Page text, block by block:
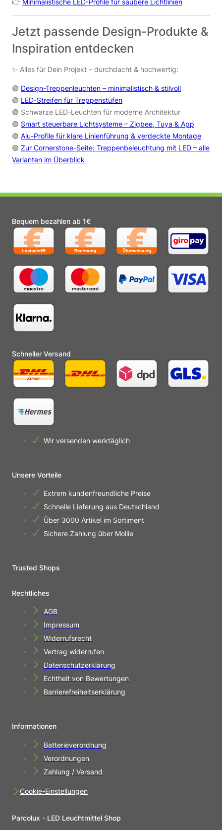
👉 Minimalistische LED-Profile für saubere Lichtlinien
Jetzt passende Design-Produkte &
Inspiration entdecken
✨ Alles für Dein Projekt – durchdacht & hochwertig:
🟢 Design-Treppenleuchten – minimalistisch & stilvoll
🟢 LED-Streifen für Treppenstufen
🟢 Schwarze LED-Leuchten für moderne Architektur
🟢 Smart steuerbare Lichtsysteme – Zigbee, Tuya & App
🟢 Alu-Profile für klare Linienführung & verdeckte Montage
🟢 Zur Cornerstone-Seite: Treppenbeleuchtung mit LED – alle
Varianten im Überblick
Bequem bezahlen ab 1€
Schneller Versand
Wir versenden werktäglich
Unsere Vorteile
Extrem kundenfreundliche Preise
Schnelle Lieferung aus Deutschland
Über 3000 Artikel im Sortiment
Sichere Zahlung über Mollie
Trusted Shops
Rechtliches
AGB
Impressum
Widerrufsrecht
Vertrag widerrufen
Datenschutzerklärung
Echtheit von Bewertungen
Barrierefreiheitserklärung
Informationen
Batterieverordnung
Verordnungen
Zahlung / Versand
Cookie-Einstellungen
Parcolux - LED Leuchtmittel Shop